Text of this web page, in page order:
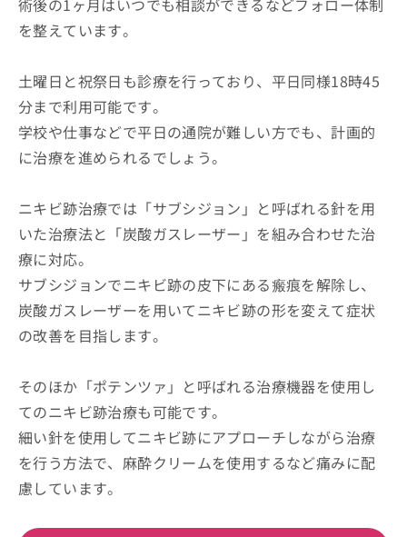
術後の1ヶ月はいつでも相談ができるなどフォロー体制
を整えています。
土曜日と祝祭日も診療を行っており、平日同様18時45
分まで利用可能です。
学校や仕事などで平日の通院が難しい方でも、計画的
に治療を進められるでしょう。
ニキビ跡治療では「サブシジョン」と呼ばれる針を用
いた治療法と「炭酸ガスレーザー」を組み合わせた治
療に対応。
サブシジョンでニキビ跡の皮下にある瘢痕を解除し、
炭酸ガスレーザーを用いてニキビ跡の形を変えて症状
の改善を目指します。
そのほか「ポテンツァ」と呼ばれる治療機器を使用し
てのニキビ跡治療も可能です。
細い針を使用してニキビ跡にアプローチしながら治療
を行う方法で、麻酔クリームを使用するなど痛みに配
慮しています。